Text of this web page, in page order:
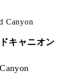
キャニオン